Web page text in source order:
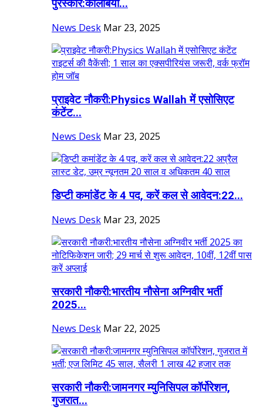
पुरस्कार:कोलंबिया...
News Desk Mar 23, 2025
प्राइवेट नौकरी:Physics Wallah में एसोसिएट
कंटेंट...
News Desk Mar 23, 2025
डिप्टी कमांडेंट के 4 पद, करें कल से आवेदन:22...
News Desk Mar 23, 2025
सरकारी नौकरी:भारतीय नौसेना अग्निवीर भर्ती
2025...
News Desk Mar 22, 2025
सरकारी नौकरी:जामनगर म्युनिसिपल कॉर्पोरेशन,
गुजरात...